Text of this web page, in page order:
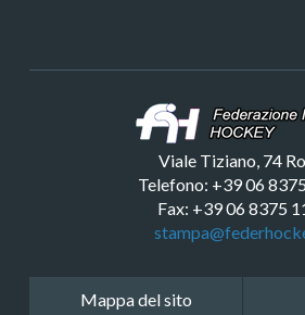
Viale Tiziano, 74
Telefono: +39 06
Fax: +39 06 8375
Mappa del sito